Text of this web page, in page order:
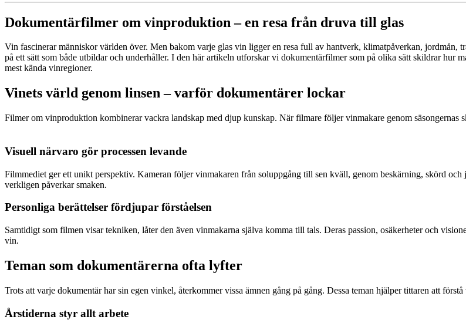
Dokumentärfilmer om vinproduktion – en resa från druva till glas
Vin fascinerar människor världen över. Men bakom varje glas vin ligger en resa full av hantverk, klimatpåverkan, jordmån,
på ett sätt som både utbildar och underhåller. I den här artikeln utforskar vi dokumentärfilmer som på olika sätt skildrar
mest kända vinregioner.
Vinets värld genom linsen – varför dokumentärer lockar
Filmer om vinproduktion kombinerar vackra landskap med djup kunskap. När filmare följer vinmakare genom
Visuell närvaro gör processen levande
Filmmediet ger ett unikt perspektiv. Kameran följer vinmakaren från soluppgång till sen kväll, genom beskärning, skörd
verkligen påverkar smaken.
Personliga berättelser fördjupar förståelsen
Samtidigt som filmen visar tekniken, låter den även vinmakarna själva komma till tals. Deras passion, osäkerheter och
vin.
Teman som dokumentärerna ofta lyfter
Trots att varje dokumentär har sin egen vinkel, återkommer vissa ämnen gång på gång. Dessa teman hjälper tittaren att
Årstiderna styr allt arbete